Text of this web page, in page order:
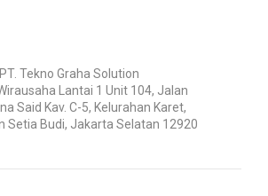
PT. Tekno Graha Solution
Lantai 1 Unit 104, Jalan
Said Kav. C-5, Kelurahan Karet,
Setia Budi, Jakarta Selatan 12920